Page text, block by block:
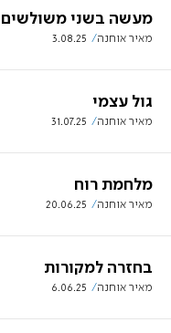
מעשה בשני משולשים
מאיר אוחנה 3.08.25
גול עצמי
מאיר אוחנה 31.07.25
מלחמת רוח
מאיר אוחנה 20.06.25
בחזרה למקורות
מאיר אוחנה 6.06.25